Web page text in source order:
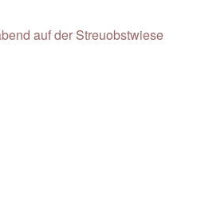
auf der Streuobstwiese